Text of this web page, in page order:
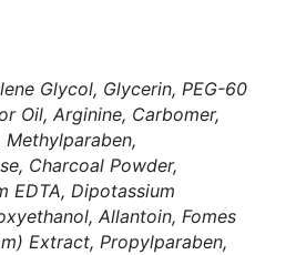
Glycol, Glycerin, PEG-60
Oil, Arginine, Carbomer,
Methylparaben,
Charcoal Powder,
EDTA, Dipotassium
Allantoin, Fomes
Extract, Propylparaben,